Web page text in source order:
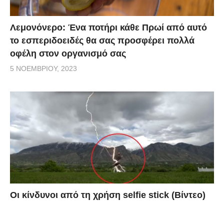
Λεμονόνερο: Ένα ποτήρι κάθε Πρωί από αυτό
το εσπεριδοειδές θα σας προσφέρει πολλά
οφέλη στον οργανισμό σας
5 ΝΟΕΜΒΡΊΟΥ, 2023
Οι κίνδυνοι από τη χρήση selfie stick (Βίντεο)